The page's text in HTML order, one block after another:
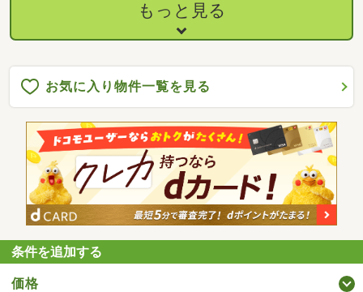
もっと見る
お気に入り物件一覧を見る
条件を追加する
価格